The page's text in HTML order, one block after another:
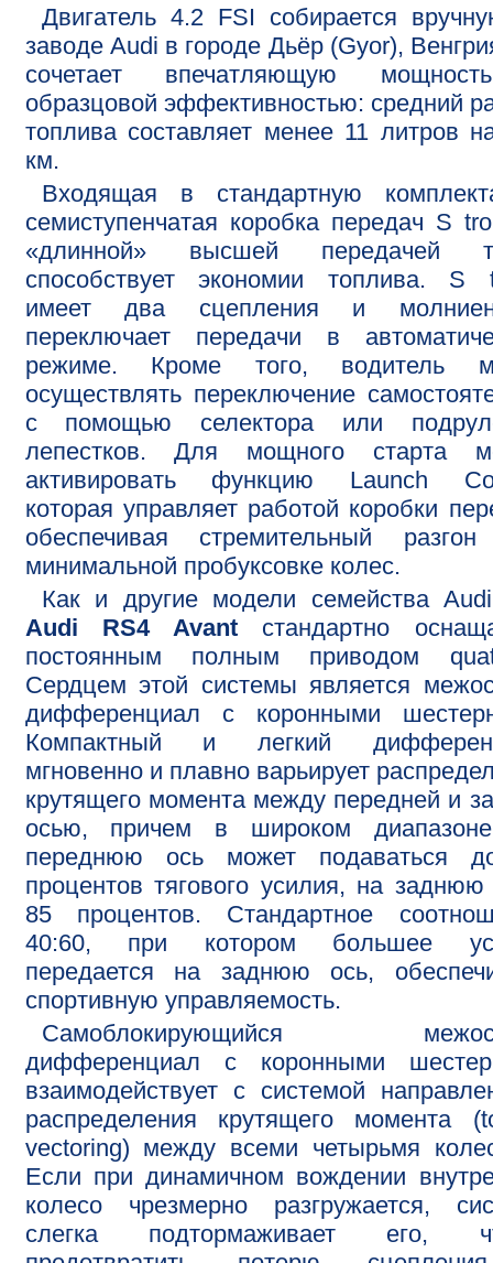
Двигатель 4.2 FSI собирается
заводе Audi в городе Дьёр (Gyor),
сочетает впечатляющую
образцовой эффективностью: средний
топлива составляет менее 11 литров
км.
Входящая в стандартную
семиступенчатая коробка передач S
«длинной» высшей передачей
способствует экономии топлива. S
имеет два сцепления и
переключает передачи в
режиме. Кроме того, водитель
осуществлять переключение
с помощью селектора или
лепестков. Для мощного старта
активировать функцию Launch
которая управляет работой коробки
обеспечивая стремительный
минимальной пробуксовке колес.
Как и другие модели семейства
Audi RS4 Avant стандартно
постоянным полным приводом
Сердцем этой системы является
дифференциал с коронными
Компактный и легкий
мгновенно и плавно варьирует
крутящего момента между передней и
осью, причем в широком
переднюю ось может подаваться
процентов тягового усилия, на
85 процентов. Стандартное
40:60, при котором большее
передается на заднюю ось,
спортивную управляемость.
Самоблокирующийся
дифференциал с коронными
взаимодействует с системой
распределения крутящего момента
vectoring) между всеми четырьмя
Если при динамичном вождении
колесо чрезмерно разгружается,
слегка подтормаживает его,